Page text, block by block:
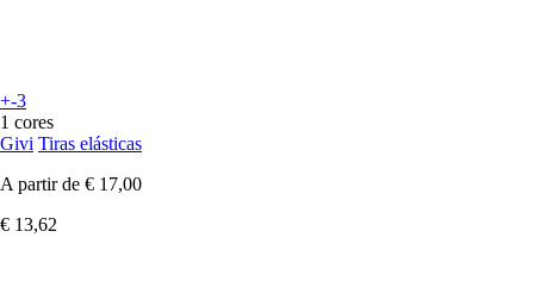
+-3
1 cores
Givi Tiras elásticas
A partir de € 17,00
€ 13,62